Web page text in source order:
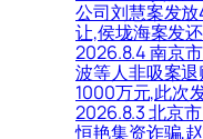
公司刘慧案发
让,侯垅海案发
2026.8.4 南京
波等人非吸案
1000万元,此次
2026.8.3 北京
恒艳集资诈骗,